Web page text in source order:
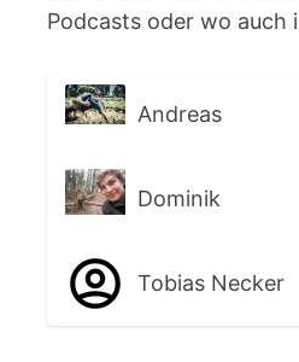
Podcasts oder wo auch
Andreas
Dominik
Tobias Necker